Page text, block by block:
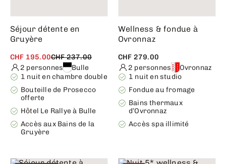
Séjour détente en
Gruyère
CHF 195.00CHF 237.00
2 personnes
Bulle
1 nuit en chambre double
Bouteille de Prosecco
offerte
Hôtel Le Rallye à Bulle
Accès aux Bains de la
Gruyère
Wellness & fondue à
Ovronnaz
CHF 279.00
2 personnes
Ovronnaz
1 nuit en studio
Fondue au fromage
Bains thermaux
d’Ovronnaz
Accès spa illimité